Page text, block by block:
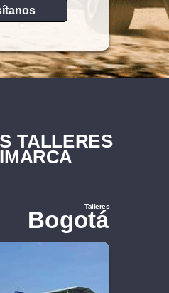
Talleres
TALLERES
Bogotá